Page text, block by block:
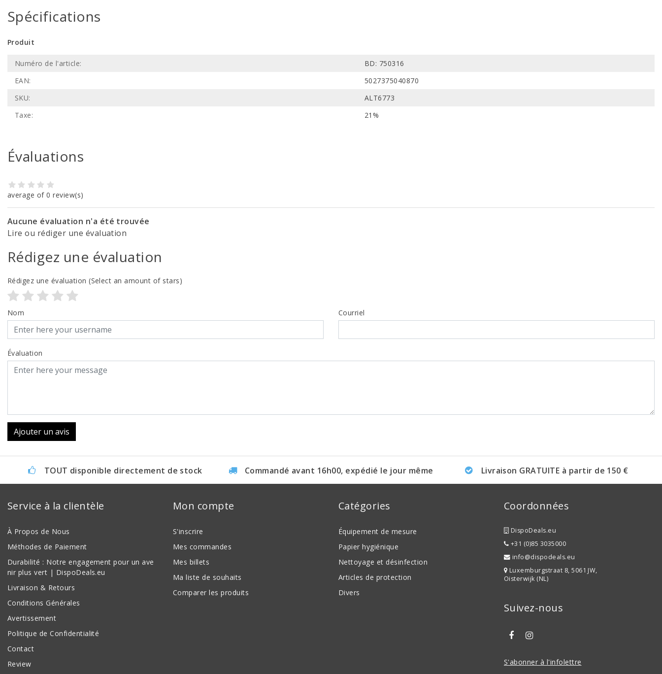
Spécifications
Produit
Numéro de l'article:
BD: 750316
EAN:
5027375040870
SKU:
ALT6773
Taxe:
21%
Évaluations
average of 0 review(s)
Aucune évaluation n'a été trouvée
Lire ou rédiger une évaluation
Rédigez une évaluation
Rédigez une évaluation (Select an amount of stars)
Nom Courriel
Évaluation
Ajouter un avis
TOUT disponible directement de stock Commandé avant 16h00, expédié le jour même Livraison GRATUITE à partir de 150 €
Service à la clientèle
À Propos de Nous
Méthodes de Paiement
Durabilité : Notre engagement pour un ave
nir plus vert | DispoDeals.eu
Livraison & Retours
Conditions Générales
Avertissement
Politique de Confidentialité
Contact
Review
Mon compte
S'inscrire
Mes commandes
Mes billets
Ma liste de souhaits
Comparer les produits
Catégories
Équipement de mesure
Papier hygiénique
Nettoyage et désinfection
Articles de protection
Divers
Coordonnées
DispoDeals.eu
+31 (0)85 3035000
info@dispodeals.eu
Luxemburgstraat 8, 5061 JW,
Oisterwijk (NL)
Suivez-nous
S'abonner à l'infolettre